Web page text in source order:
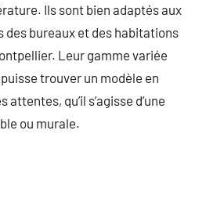
Ils sont bien adaptés aux
des bureaux et des habitations
Leur gamme variée
trouver un modèle en
qu’il s’agisse d’une
ou murale.